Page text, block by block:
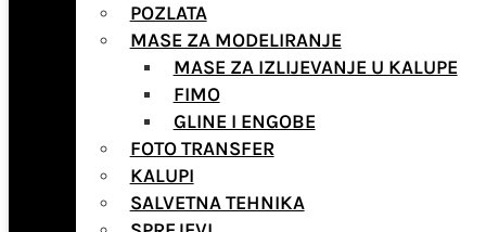
POZLATA
MASE ZA MODELIRANJE
MASE ZA IZLIJEVANJE U KALUPE
FIMO
GLINE I ENGOBE
FOTO TRANSFER
KALUPI
SALVETNA TEHNIKA